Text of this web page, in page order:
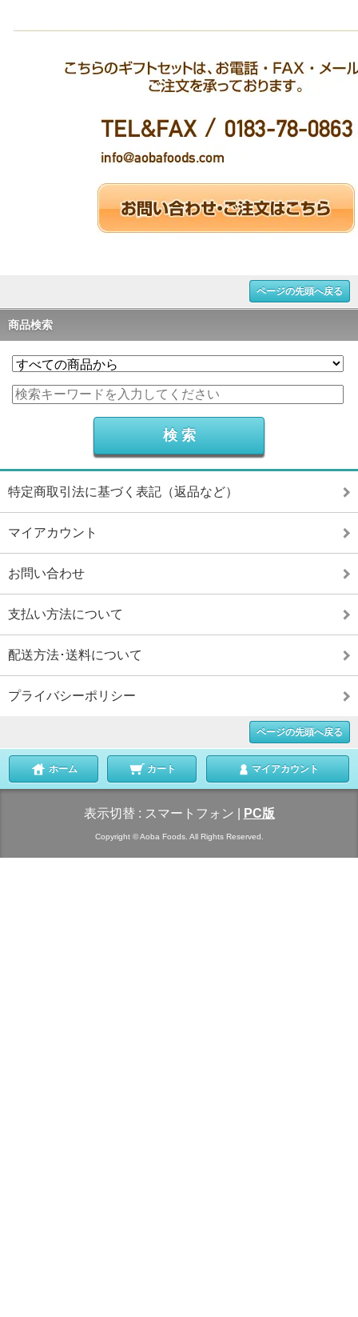
ページの先頭へ戻る
商品検索
特定商取引法に基づく表記（返品など）
マイアカウント
お問い合わせ
支払い方法について
配送方法･送料について
プライバシーポリシー
ページの先頭へ戻る
ホーム カート マイアカウント
表示切替 : スマートフォン PC版
Copyright © Aoba Foods. All Rights Reserved.